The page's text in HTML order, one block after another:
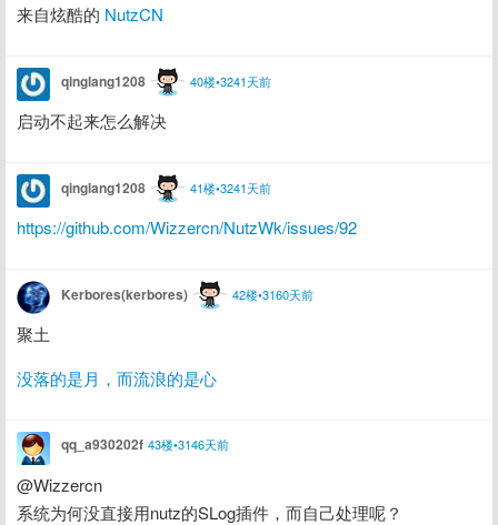
来自炫酷的 NutzCN
qinglang1208 40楼•3241天前
启动不起来怎么解决
qinglang1208 41楼•3241天前
https://github.com/Wizzercn/NutzWk/issues/92
Kerbores(kerbores) 42楼•3160天前
聚土
没落的是月，而流浪的是心
qq_a930202f 43楼•3146天前
@Wizzercn
系统为何没直接用nutz的SLog插件，而自己处理呢？